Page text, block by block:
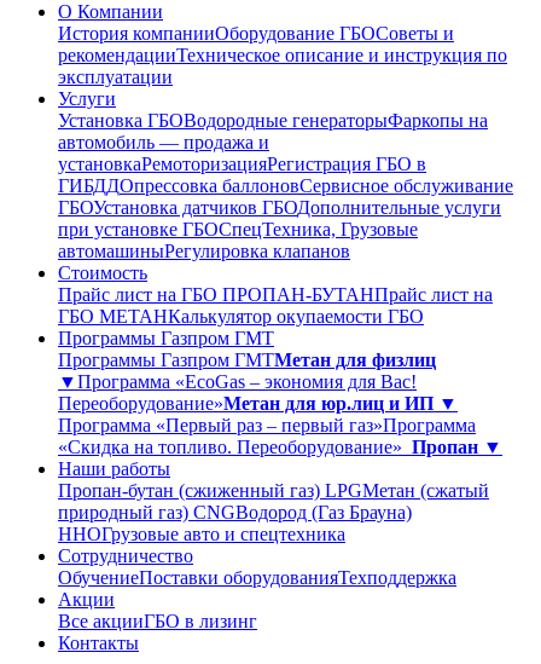
О Компании
История компанииОборудование ГБОСоветы и
рекомендацииТехническое описание и инструкция по
эксплуатации
Услуги
Установка ГБОВодородные генераторыФаркопы на
автомобиль — продажа и
установкаРемоторизацияРегистрация ГБО в
ГИБДДОпрессовка баллоновСервисное обслуживание
ГБОУстановка датчиков ГБОДополнительные услуги
при установке ГБОСпецТехника, Грузовые
автомашиныРегулировка клапанов
Стоимость
Прайс лист на ГБО ПРОПАН-БУТАНПрайс лист на
ГБО МЕТАНКалькулятор окупаемости ГБО
Программы Газпром ГМТ
Программы Газпром ГМТМетан для физлиц
▼Программа «EcoGas – экономия для Вас!
Переоборудование»Метан для юр.лиц и ИП ▼
Программа «Первый раз – первый газ»Программа
«Скидка на топливо. Переоборудование» Пропан ▼
Наши работы
Пропан-бутан (сжиженный газ) LPGМетан (сжатый
природный газ) CNGВодород (Газ Брауна)
ННОГрузовые авто и спецтехника
Сотрудничество
ОбучениеПоставки оборудованияТехподдержка
Акции
Все акцииГБО в лизинг
Контакты